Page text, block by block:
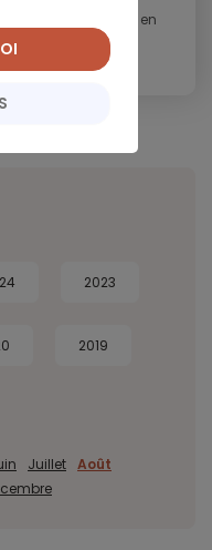
sa croissance en
2023
2019
Juillet Août